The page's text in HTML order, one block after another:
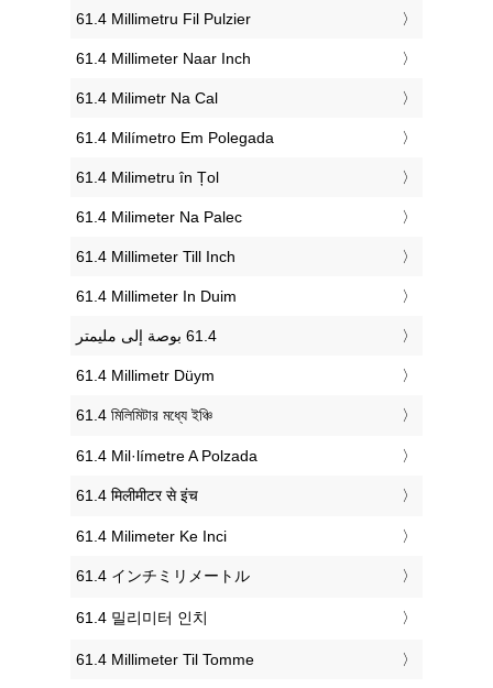
‎61.4 Millimetru Fil Pulzier
‎61.4 Millimeter Naar Inch
‎61.4 Milimetr Na Cal
‎61.4 Milímetro Em Polegada
‎61.4 Milimetru în Țol
‎61.4 Milimeter Na Palec
‎61.4 Millimeter Till Inch
‎61.4 Millimeter In Duim
‎61.4 Millimetr Düym
‎61.4 মিলিমিটার মধ্যে ইঞ্চি
‎61.4 Mil·límetre A Polzada
‎61.4 मिलीमीटर से इंच
‎61.4 Milimeter Ke Inci
‎61.4 インチミリメートル
‎61.4 밀리미터 인치
‎61.4 Millimeter Til Tomme